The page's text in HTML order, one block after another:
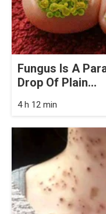
Fungus Is A
Drop Of Plain...
4 h 12 min